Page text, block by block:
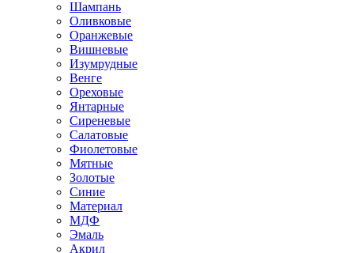
Шампань
Оливковые
Оранжевые
Вишневые
Изумрудные
Венге
Ореховые
Янтарные
Сиреневые
Салатовые
Фиолетовые
Мятные
Золотые
Синие
Материал
МДФ
Эмаль
Акрил